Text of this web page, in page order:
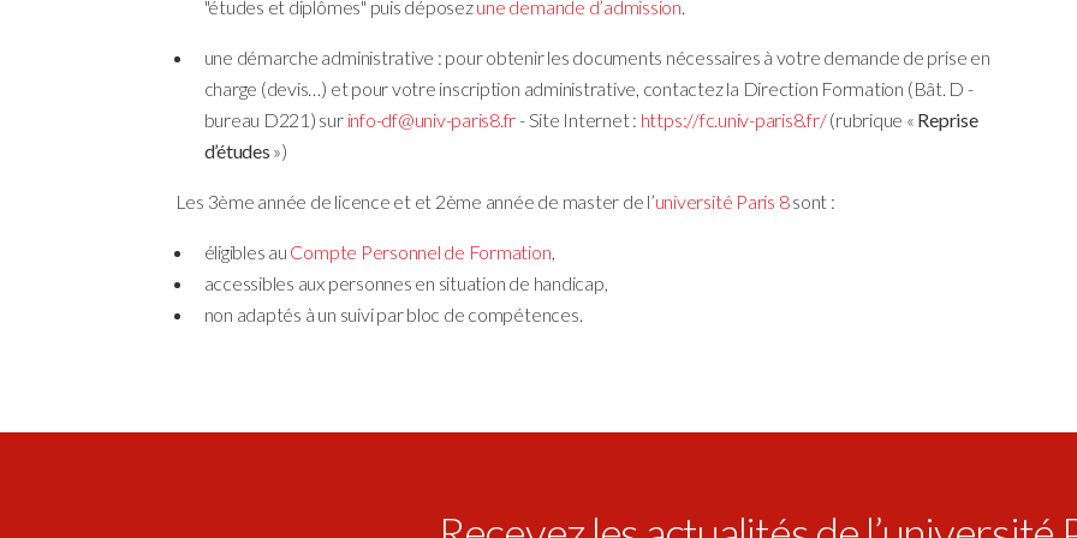
"études et diplômes" puis déposezune demande d’admission.
une démarche administrative : pour obtenir les documents nécessaires à votre demande de prise en
charge (devis…) et pour votre inscription administrative, contactez la Direction Formation (Bât. D -
bureau D221) sur info-df@univ-paris8.fr- Site Internet : https://fc.univ-paris8.fr/(rubrique « Reprise
d’études »)
Les 3ème année de licence et et 2ème année de master de l’université Paris 8sont :
éligibles au Compte Personnel de Formation,
accessibles aux personnes en situation de handicap,
non adaptés à un suivi par bloc de compétences.